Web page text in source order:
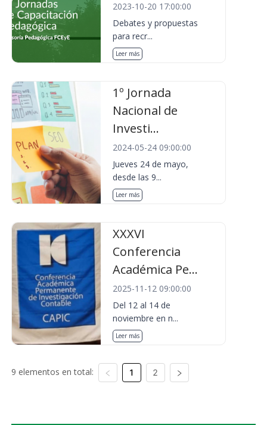
2023-10-20 17:00:00
Debates y propuestas
para recr...
Leer más
1º Jornada
Nacional de
Investi...
2024-05-24 09:00:00
Jueves 24 de mayo,
desde las 9...
Leer más
XXXVI
Conferencia
Académica Pe...
2025-11-12 09:00:00
Del 12 al 14 de
noviembre en n...
Leer más
9 elementos en total: 1 2